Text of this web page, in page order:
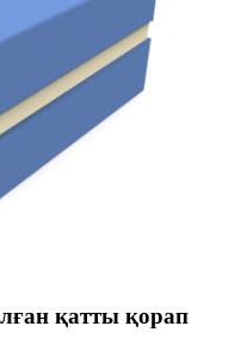
қатты қорап